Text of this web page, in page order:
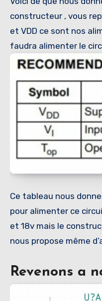
constructeur , vous
et VDD ce sont nos
faudra alimenter le
Ce tableau nous
pour alimenter ce
et 18v mais le
nous propose même
Revenons a